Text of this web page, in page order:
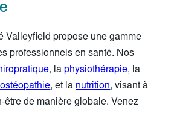
Valleyfield propose une gamme
professionnels en santé. Nos
, laphysiothérapie, la
, et la nutrition, visant à
être de manière globale. Venez